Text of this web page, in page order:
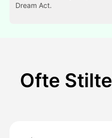
Dream Act.
Ofte